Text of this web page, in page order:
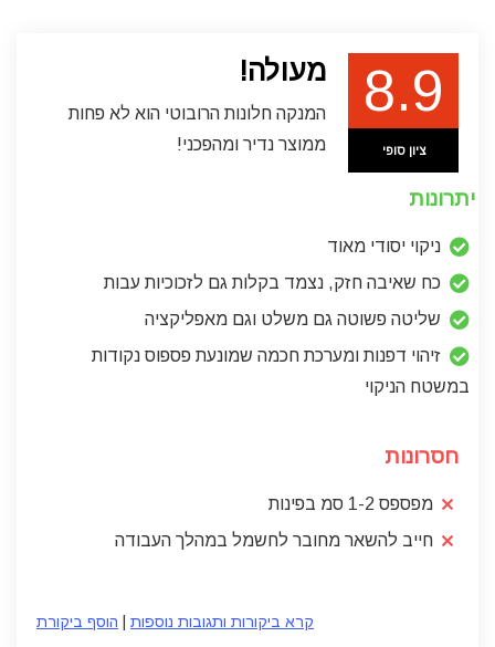
8.9
ציון סופי
מעולה!
המנקה חלונות הרובוטי הוא לא פחות
ממוצר נדיר ומהפכני!
יתרונות
ניקוי יסודי מאוד
כח שאיבה חזק, נצמד בקלות גם לזכוכיות עבות
שליטה פשוטה גם משלט וגם מאפליקציה
זיהוי דפנות ומערכת חכמה שמונעת פספוס נקודות
במשטח הניקוי
חסרונות
מפספס 1-2 סמ בפינות
חייב להשאר מחובר לחשמל במהלך העבודה
הוסף ביקורת קרא ביקורות ותגובות נוספות